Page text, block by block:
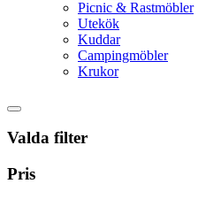
Picnic & Rastmöbler
Utekök
Kuddar
Campingmöbler
Krukor
Valda filter
Pris